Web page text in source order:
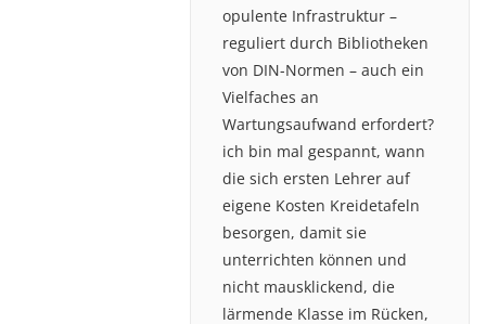
opulente Infrastruktur –
reguliert durch Bibliotheken
von DIN-Normen – auch ein
Vielfaches an
Wartungsaufwand erfordert?
ich bin mal gespannt, wann
die sich ersten Lehrer auf
eigene Kosten Kreidetafeln
besorgen, damit sie
unterrichten können und
nicht mausklickend, die
lärmende Klasse im Rücken,